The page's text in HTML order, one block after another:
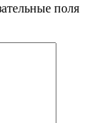
поля